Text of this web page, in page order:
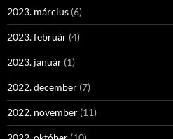
2023. március (6)
2023. február (4)
2023. január (1)
2022. december (7)
2022. november (11)